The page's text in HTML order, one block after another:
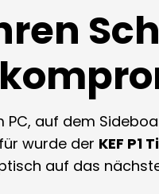
auf dem
wurde der KEF P1
auf das